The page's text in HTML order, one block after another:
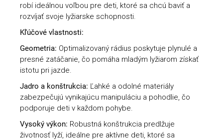
robí ideálnou voľbou pre deti, ktoré sa chcú baviť a
rozvíjať svoje lyžiarske schopnosti.
Kľúčové vlastnosti:
Geometria: Optimalizovaný rádius poskytuje plynulé a
presné zatáčanie, čo pomáha mladým lyžiarom získať
istotu pri jazde.
Jadro a konštrukcia: Ľahké a odolné materiály
zabezpečujú vynikajúcu manipuláciu a pohodlie, čo
podporuje deti v každom pohybe.
Vysoký výkon: Robustná konštrukcia predlžuje
životnosť lyží, ideálne pre aktívne deti, ktoré sa